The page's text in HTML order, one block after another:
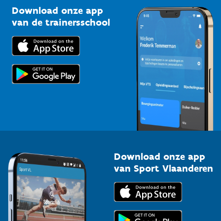
Bedrijven
Trainers en begeleiders
Topsporters
Kennisplatform
Downloads
Voor de pers
Download onze app
van de trainersschool
Download onze app
van Sport Vlaanderen